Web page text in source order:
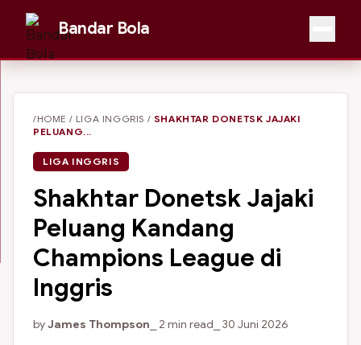
Bandar Bola
/HOME / LIGA INGGRIS / SHAKHTAR DONETSK JAJAKI
PELUANG...
LIGA INGGRIS
Shakhtar Donetsk Jajaki
Peluang Kandang
Champions League di
Inggris
byJames Thompson ⎯ 2 min read ⎯ 30 Juni 2026